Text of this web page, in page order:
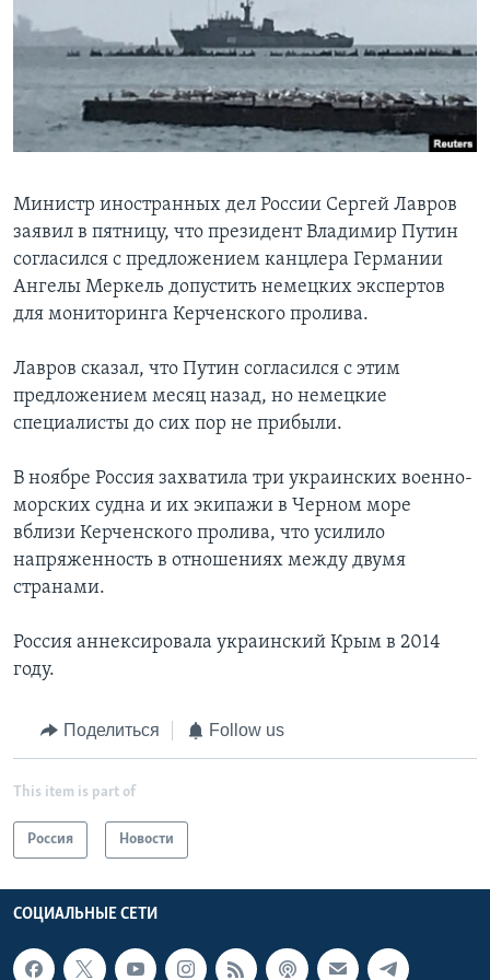
Learning English
СОЦИАЛЬНЫЕ СЕТИ
Языки
Министр иностранных дел России Сергей Лавров
заявил в пятницу, что президент Владимир Путин
согласился с предложением канцлера Германии
Ангелы Меркель допустить немецких экспертов
для мониторинга Керченского пролива.
Лавров сказал, что Путин согласился с этим
предложением месяц назад, но немецкие
специалисты до сих пор не прибыли.
В ноябре Россия захватила три украинских военно-
морских судна и их экипажи в Черном море
вблизи Керченского пролива, что усилило
напряженность в отношениях между двумя
странами.
Россия аннексировала украинский Крым в 2014
году.
Поделиться Follow us
This item is part of
Россия Новости
СОЦИАЛЬНЫЕ СЕТИ